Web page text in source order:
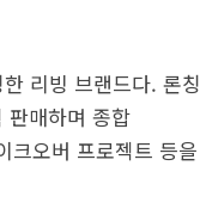
리빙 브랜드다. 론칭
판매하며 종합
크오버 프로젝트 등을